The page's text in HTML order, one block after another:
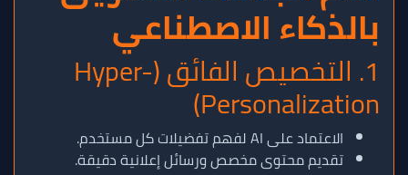
بالذكاء الاصطناعي
1. التخصيص الفائق (Hyper-
Personalization)
الاعتماد على AI لفهم تفضيلات كل مستخدم.
تقديم محتوى مخصص ورسائل إعلانية دقيقة.